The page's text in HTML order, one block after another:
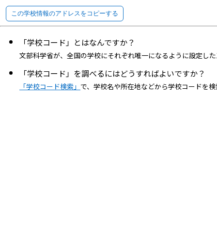
この学校情報のアドレスをコピーする
「学校コード」とはなんですか？
文部科学省が、全国の学校にそれぞれ唯一になるように設定し
「学校コード」を調べるにはどうすればよいですか？
「学校コード検索」 で、学校名や所在地などから学校コードを